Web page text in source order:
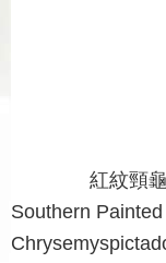
紅紋頸龜
Southern Painted